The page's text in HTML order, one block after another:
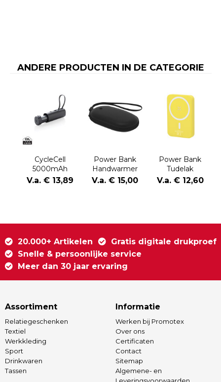
ANDERE PRODUCTEN IN DE CATEGORIE
CycleCell
5000mAh
powerbank met
verwijderbare
V.a. € 13,89
Power Bank
Handwarmer
Geax
V.a. € 15,00
Power Bank
Tudelak
V.a. € 12,60
20.000+ Artikelen
Gratis digitale drukproef
Snelle & persoonlijke service
Meer dan 30 jaar ervaring
Assortiment
Relatiegeschenken
Textiel
Werkkleding
Sport
Drinkwaren
Tassen
Informatie
Werken bij Promotex
Over ons
Certificaten
Contact
Sitemap
Algemene- en